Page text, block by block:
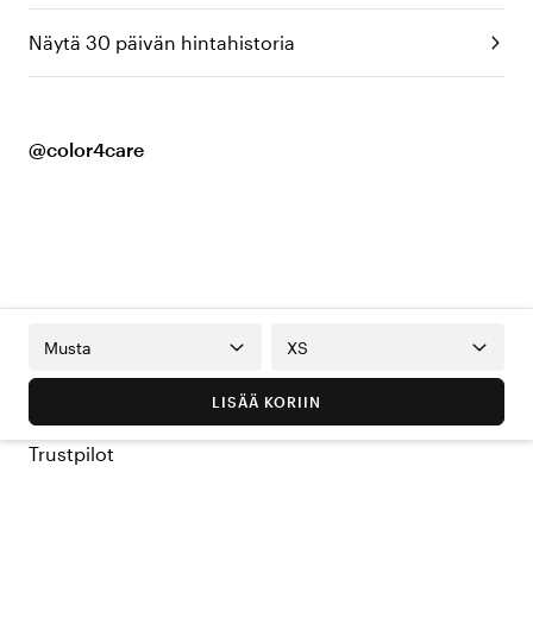
Näytä 30 päivän hintahistoria
@color4care
Musta XS
LISÄÄ KORIIN
Trustpilot